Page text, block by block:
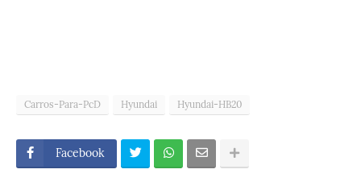
Carros-Para-PcD Hyundai Hyundai-HB20
Facebook